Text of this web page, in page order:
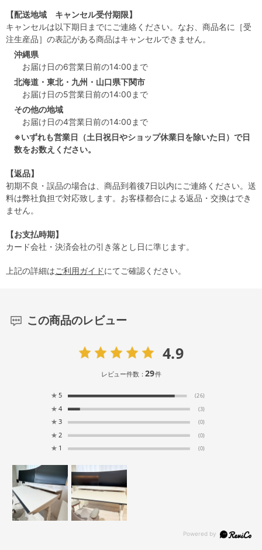
【配送地域 キャンセル受付期限】
キャンセルは以下期日までにご連絡ください。なお、商品名に［受
注生産品］の表記がある商品はキャンセルできません。
沖縄県
お届け日の6営業日前の14:00まで
北海道・東北・九州・山口県下関市
お届け日の5営業日前の14:00まで
その他の地域
お届け日の4営業日前の14:00まで
※いずれも営業日（土日祝日やショップ休業日を除いた日）で日
数をお数えください。
【返品】
初期不良・誤品の場合は、商品到着後7日以内にご連絡ください。送
料は弊社負担で対応致します。お客様都合による返品・交換はでき
ません。
【お支払時期】
カード会社・決済会社の引き落とし日に準じます。
上記の詳細はご利用ガイドにてご確認ください。
この商品のレビュー
4.9
レビュー件数：29件
★ 5 (26)
★ 4 (3)
★ 3 (0)
★ 2 (0)
★ 1 (0)